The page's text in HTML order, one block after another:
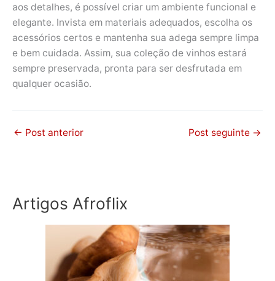
aos detalhes, é possível criar um ambiente funcional e
elegante. Invista em materiais adequados, escolha os
acessórios certos e mantenha sua adega sempre limpa
e bem cuidada. Assim, sua coleção de vinhos estará
sempre preservada, pronta para ser desfrutada em
qualquer ocasião.
← Post anterior Post seguinte →
Artigos Afroflix